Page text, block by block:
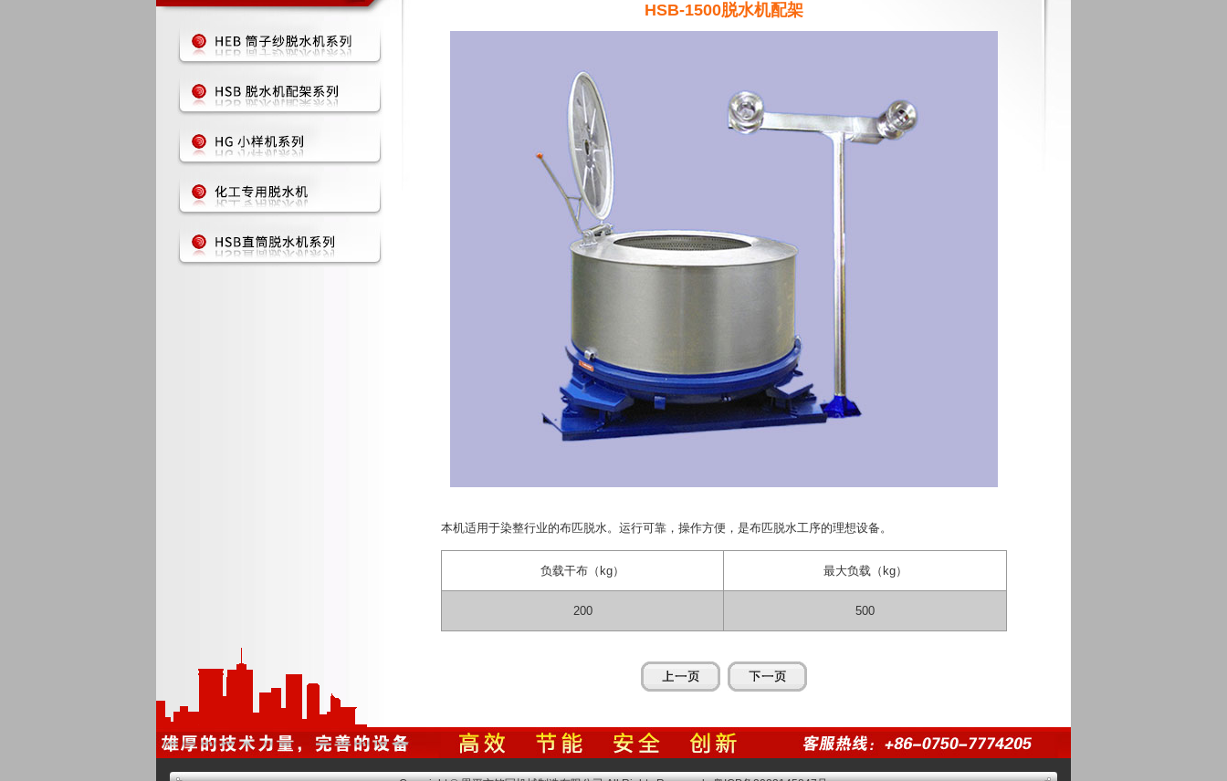
HSB-1500脱水机配架
本机适用于染整行业的布匹脱水。运行可靠，操作方便，是布匹脱水工序的理想设备。
负载干布（kg） 最大负载（kg）
200 500